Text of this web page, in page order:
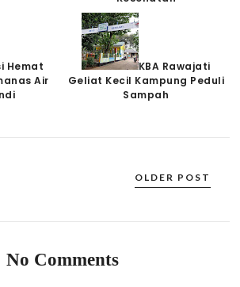
Hemat
Air
KBA Rawajati
Geliat Kecil Kampung Peduli
Sampah
OLDER POST
No Comments